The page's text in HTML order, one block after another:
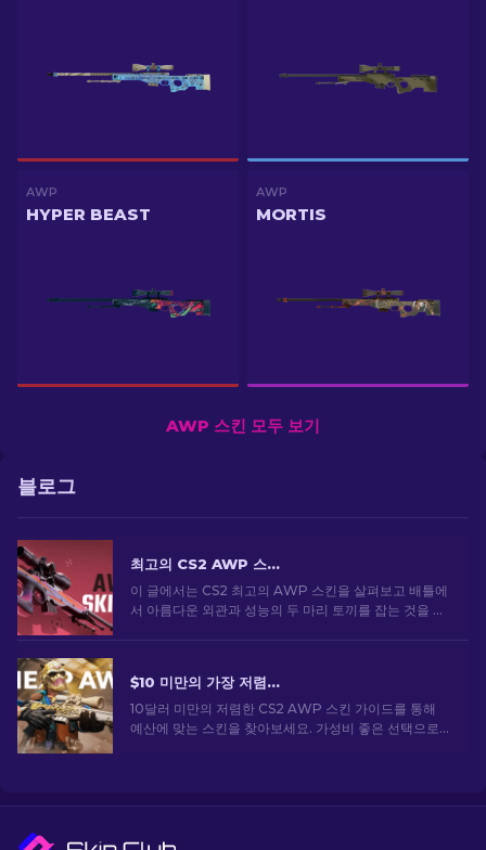
AWP
HYPER BEAST
AWP
MORTIS
AWP 스킨 모두 보기
블로그
최고의 CS2 AWP 스킨: 스나이퍼의 선택 [2026]
이 글에서는 CS2 최고의 AWP 스킨을 살펴보고 배틀에
서 아름다운 외관과 성능의 두 마리 토끼를 잡는 것을 좋
$10 미만의 가장 저렴한 CS2 AWP 스킨: 전체 목록 [2026]
10달러 미만의 저렴한 CS2 AWP 스킨 가이드를 통해
예산에 맞는 스킨을 찾아보세요. 가성비 좋은 선택으로